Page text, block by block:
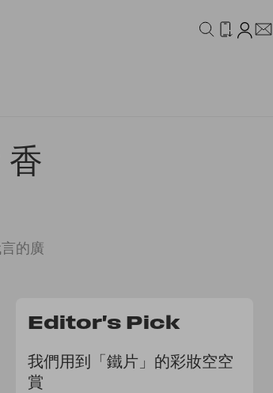
的廣
Editor's Pick
我們用到「鐵片」的彩妝空空
賞